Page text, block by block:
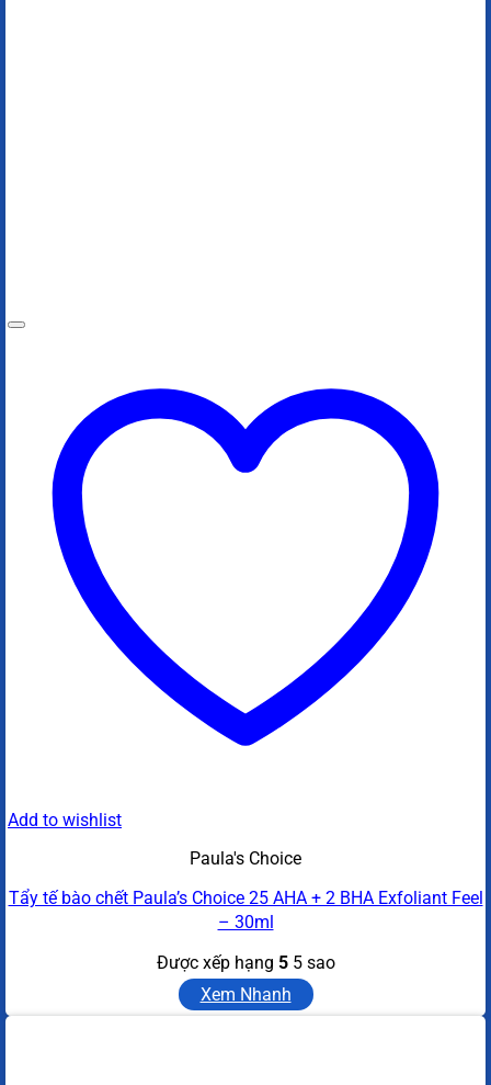
Add to wishlist
Paula's Choice
Tẩy tế bào chết Paula’s Choice 25 AHA + 2 BHA Exfoliant Feel
– 30ml
Được xếp hạng 55 sao
Xem Nhanh